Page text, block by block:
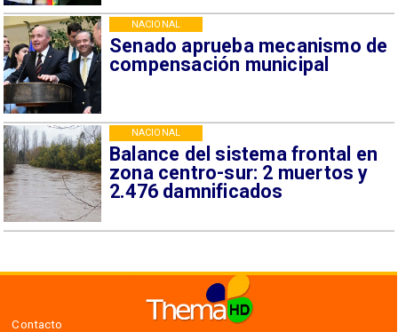
Senado aprueba mecanismo de
compensación municipal
NACIONAL
Balance del sistema frontal en
zona centro-sur: 2 muertos y
2.476 damnificados
NACIONAL
Contacto